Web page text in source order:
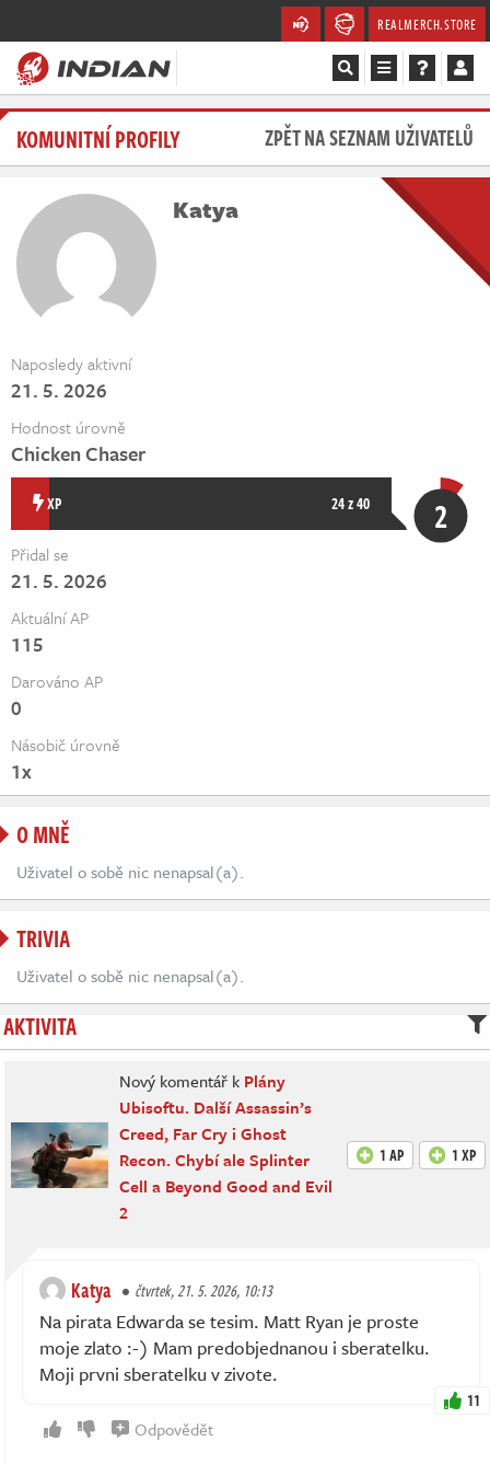
REALMERCH.STORE
Magazín
Videa
Soutěže
Komunita
Redakce
Živě
KOMUNITNÍ PROFILY ZPĚT NA SEZNAM UŽIVATELŮ
Katya
Naposledy aktivní
21. 5. 2026
Hodnost úrovně
Chicken Chaser
XP 24 z 40 2
Přidal se
21. 5. 2026
Aktuální AP
115
Darováno AP
0
Násobič úrovně
1x
O MNĚ
Uživatel o sobě nic nenapsal(a).
TRIVIA
Uživatel o sobě nic nenapsal(a).
AKTIVITA
Nový komentář k Plány
Ubisoftu. Další Assassin’s
Creed, Far Cry i Ghost
Recon. Chybí ale Splinter
Cell a Beyond Good and Evil
2
1 AP 1 XP
Katya čtvrtek, 21. 5. 2026, 10:13
Na pirata Edwarda se tesim. Matt Ryan je proste
moje zlato :-) Mam predobjednanou i sberatelku.
Moji prvni sberatelku v zivote.
11
Odpovědět